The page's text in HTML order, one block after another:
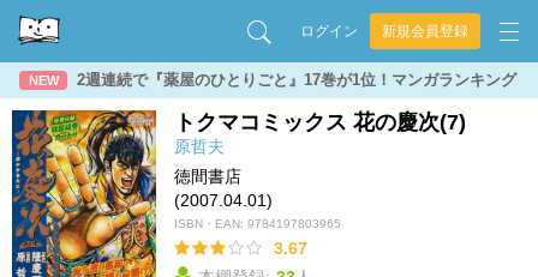
ログイン 新規会員登録
NEW 2週連続で『薬屋のひとりごと』17巻が1位！マンガランキング
トクマコミックス 花の慶次(7)
原哲夫
徳間書店
(2007.04.01)
ISBN・EAN: 9784197803965
3.67